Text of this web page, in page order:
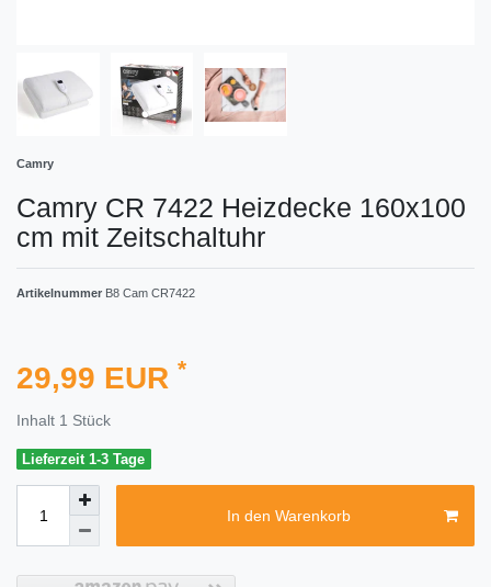
Camry
Camry CR 7422 Heizdecke 160x100
cm mit Zeitschaltuhr
Artikelnummer B8 Cam CR7422
29,99 EUR *
Inhalt 1 Stück
Lieferzeit 1-3 Tage
In den Warenkorb